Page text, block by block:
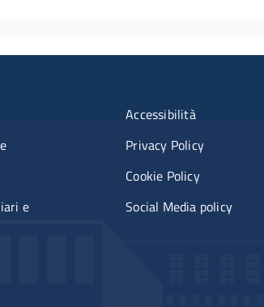
e
Menù riferimenti
Accessibilità
Privacy Policy
Cookie Policy
Social Media policy